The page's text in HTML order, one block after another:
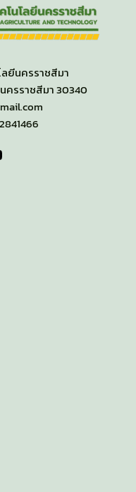
ลยีนครราชสีมา
ครราชสีมา 30340